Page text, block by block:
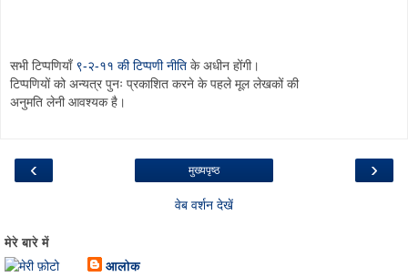
सभी टिप्पणियाँ ९-२-११ की टिप्पणी नीति के अधीन होंगी।
टिप्पणियों को अन्यत्र पुनः प्रकाशित करने के पहले मूल लेखकों की
अनुमति लेनी आवश्यक है।
‹ ›
मुख्यपृष्ठ
वेब वर्शन देखें
मेरे बारे में
आलोक